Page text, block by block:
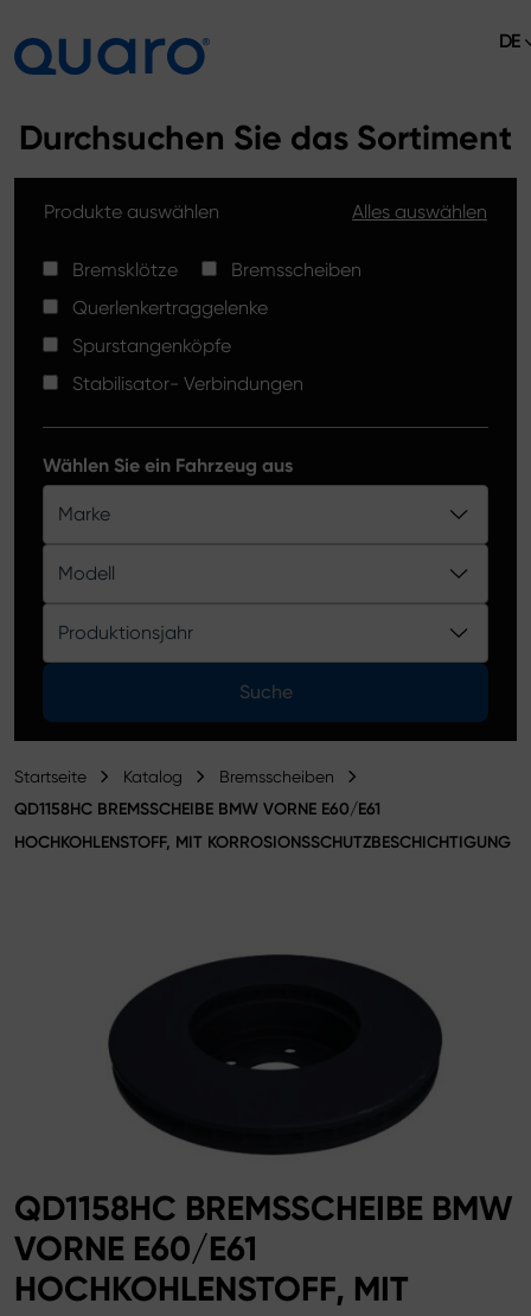
Bremsklötze
Bremsscheiben High Carbon
Spurstangenköpfe
Bremsklötze Silver Ceramic
Produktkatalog
Aktuelles
Verkaufsstellen
Kontakt
DE
Durchsuchen Sie das Sortiment
Produkte auswählen Alles auswählen
Bremsklötze
Bremsscheiben
Querlenkertraggelenke
Spurstangenköpfe
Stabilisator- Verbindungen
Wählen Sie ein Fahrzeug aus
Marke
Modell
Produktionsjahr
Suche
Startseite Katalog Bremsscheiben
QD1158HC BREMSSCHEIBE BMW VORNE E60/E61
HOCHKOHLENSTOFF, MIT KORROSIONSSCHUTZBESCHICHTIGUNG
QD1158HC BREMSSCHEIBE BMW
VORNE E60/E61
HOCHKOHLENSTOFF, MIT